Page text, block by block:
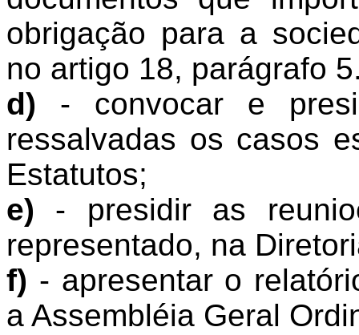
obrigação para a
no artigo 18, parágrafo
d) - convocar e
ressalvadas os casos
Estatutos;
e) - presidir as
representado, na
f) - apresentar o
a Assembléia Geral